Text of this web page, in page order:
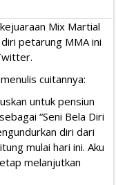
Mix Martial
petarung MMA ini
cuitannya:
untuk pensiun
“Seni Bela Diri
diri dari
mulai hari ini. Aku
melanjutkan